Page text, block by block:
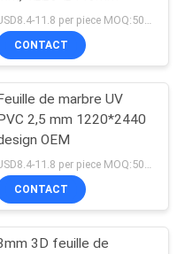
PVC
35
CONTACT
de marbre UV
2,5 mm 1220*2440
OEM
CONTACT
3D feuille de